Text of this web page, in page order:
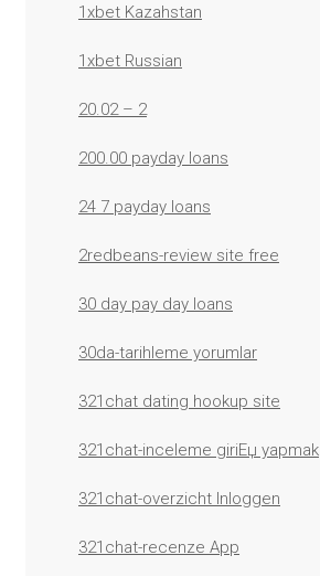
1xbet Kazahstan
1xbet Russian
20.02 – 2
200.00 payday loans
24 7 payday loans
2redbeans-review site free
30 day pay day loans
30da-tarihleme yorumlar
321chat dating hookup site
321chat-inceleme giriЕџ yapmak
321chat-overzicht Inloggen
321chat-recenze App